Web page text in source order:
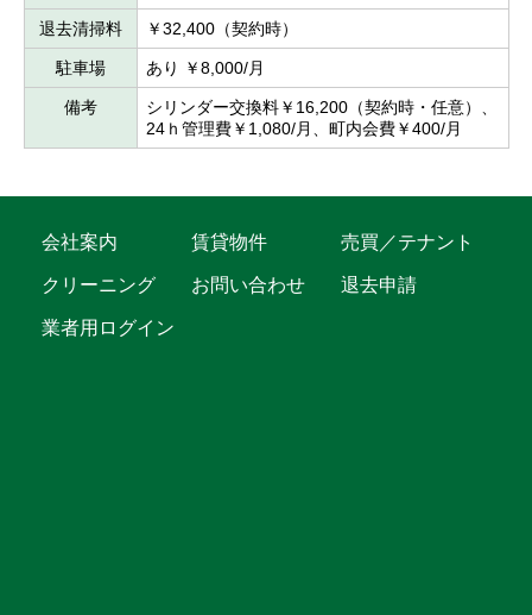
退去清掃料 ￥32,400（契約時）
駐車場 あり ￥8,000/月
備考
シリンダー交換料￥16,200（契約時・任意）、
24ｈ管理費￥1,080/月、町内会費￥400/月
会社案内 賃貸物件
売買／テナント
クリーニング
お問い合わせ
退去申請
業者用ログイン